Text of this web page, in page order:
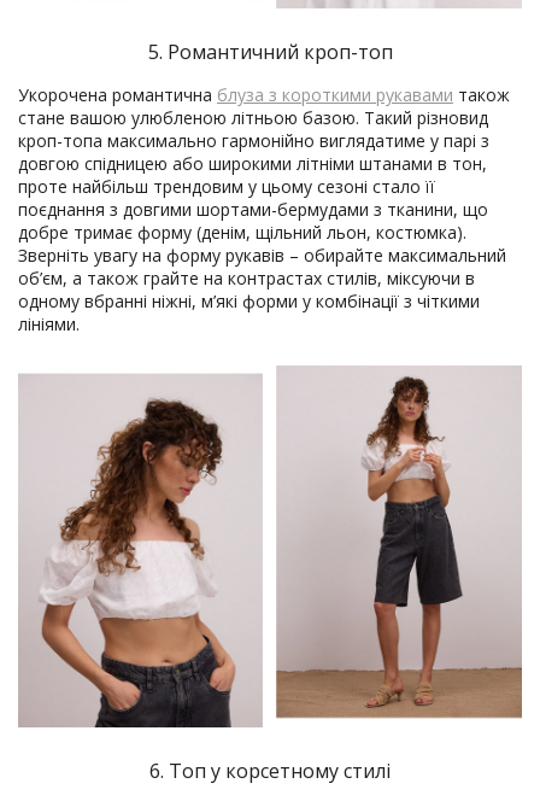
5. Романтичний кроп-топ
Укорочена романтична блуза з короткими рукавами також
стане вашою улюбленою літньою базою. Такий різновид
кроп-топа максимально гармонійно виглядатиме у парі з
довгою спідницею або широкими літніми штанами в тон,
проте найбільш трендовим у цьому сезоні стало її
поєднання з довгими шортами-бермудами з тканини, що
добре тримає форму (денім, щільний льон, костюмка).
Зверніть увагу на форму рукавів – обирайте максимальний
об’єм, а також грайте на контрастах стилів, міксуючи в
одному вбранні ніжні, м’які форми у комбінації з чіткими
лініями.
6. Топ у корсетному стилі